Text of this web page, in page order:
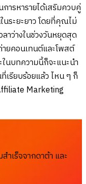
ารหารายได้เสริมควบคู่
นระยะยาว โดยที่คุณไม่
าว่างในช่วงวันหยุดสุด
ายคอนเทนต์และโพสต์
นบทความนี้ก็จะแนะนำ
รียบร้อยแล้ว ไหน ๆ ก็
Marketing
ำเร็จจากดาต้า และ